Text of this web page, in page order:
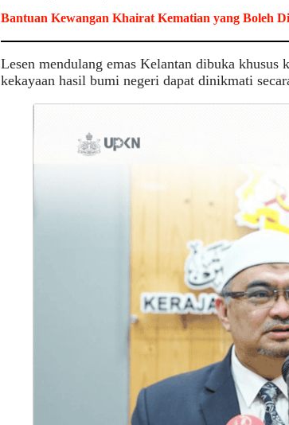
Bantuan Kewangan Khairat Kematian yang Boleh
Lesen mendulang emas Kelantan dibuka khusus
kekayaan hasil bumi negeri dapat dinikmati